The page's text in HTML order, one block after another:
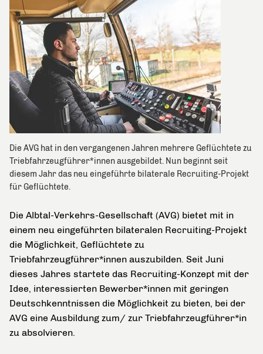
Die AVG hat in den vergangenen Jahren mehrere Geflüchtete zu
Triebfahrzeugführer*innen ausgebildet. Nun beginnt seit
diesem Jahr das neu eingeführte bilaterale Recruiting-Projekt
für Geflüchtete.
Die Albtal-Verkehrs-Gesellschaft (AVG) bietet mit in
einem neu eingeführten bilateralen Recruiting-Projekt
die Möglichkeit, Geflüchtete zu
Triebfahrzeugführer*innen auszubilden. Seit Juni
dieses Jahres startete das Recruiting-Konzept mit der
Idee, interessierten Bewerber*innen mit geringen
Deutschkenntnissen die Möglichkeit zu bieten, bei der
AVG eine Ausbildung zum/ zur Triebfahrzeugführer*in
zu absolvieren.